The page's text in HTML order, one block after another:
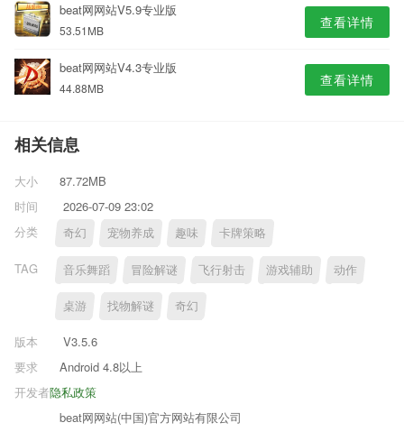
beat网网站V5.9专业版
53.51MB 查看详情
beat网网站V4.3专业版
44.88MB 查看详情
相关信息
大小
87.72MB
时间
2026-07-09 23:02
分类
奇幻 宠物养成 趣味 卡牌策略
TAG 音乐舞蹈 冒险解谜 飞行射击 游戏辅助 动作
桌游 找物解谜 奇幻
版本
V3.5.6
要求
Android 4.8以上
隐私政策
开发者
beat网网站(中国)官方网站有限公司